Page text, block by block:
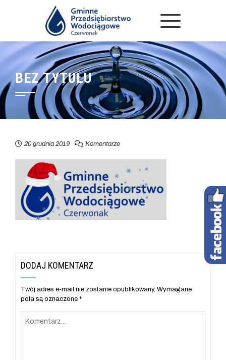
BEZ TYTUŁU
20 grudnia 2019 Komentarze
DODAJ KOMENTARZ
Twój adres e-mail nie zostanie opublikowany. Wymagane
pola są oznaczone *